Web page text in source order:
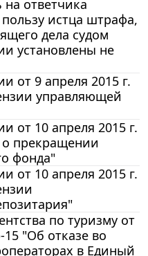
на ответчика
истца штрафа,
дела судом
установлены не
от 9 апреля 2015 г.
управляющей
от 10 апреля 2015 г.
прекращении
фонда"
от 10 апреля 2015 г.
по туризму от
15 "Об отказе во
в Единый